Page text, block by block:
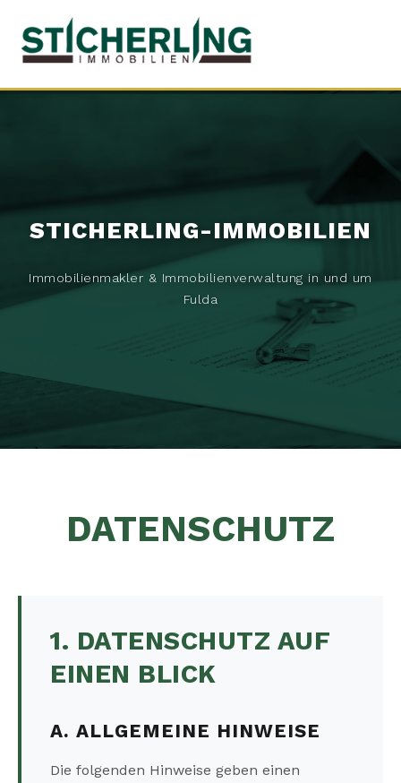
STICHERLING-IMMOBILIEN
Immobilienmakler & Immobilienverwaltung in und um
Fulda
DATENSCHUTZ
1. DATENSCHUTZ AUF
EINEN BLICK
A. ALLGEMEINE HINWEISE
Die folgenden Hinweise geben einen